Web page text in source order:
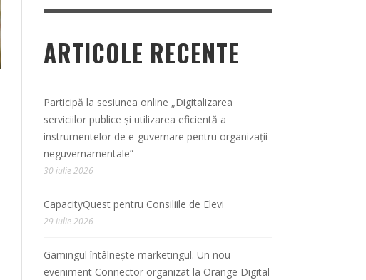
ARTICOLE RECENTE
Participă la sesiunea online „Digitalizarea
serviciilor publice și utilizarea eficientă a
instrumentelor de e-guvernare pentru organizații
neguvernamentale”
30 iulie 2026
CapacityQuest pentru Consiliile de Elevi
29 iulie 2026
Gamingul întâlnește marketingul. Un nou
eveniment Connector organizat la Orange Digital